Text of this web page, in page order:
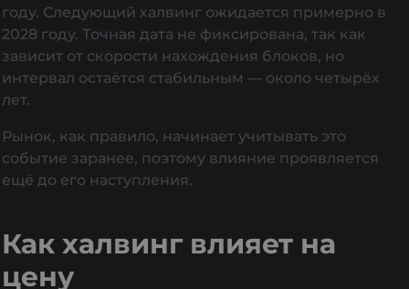
году. Следующий халвинг ожидается примерно в
2028 году. Точная дата не фиксирована, так как
зависит от скорости нахождения блоков, но
интервал остаётся стабильным — около четырёх
лет.
Рынок, как правило, начинает учитывать это
событие заранее, поэтому влияние проявляется
ещё до его наступления.
Как халвинг влияет на
цену